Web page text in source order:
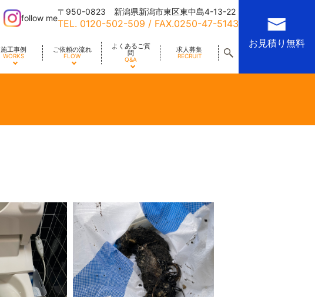
施工事例
WORKS
ご依頼の流れ
FLOW
よくあるご質
問
Q&A
求人募集
RECRUIT
follow me
〒950-0823 新潟県新潟市東区東中島4-13-22
TEL. 0120-502-509 / FAX.0250-47-5143
お見積り無料